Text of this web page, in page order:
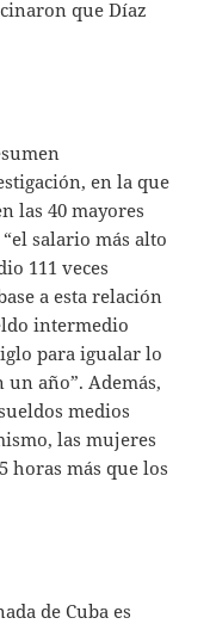
que Díaz
en la que
las 40 mayores
salario más alto
111 veces
a esta relación
intermedio
para igualar lo
año”. Además,
medios
las mujeres
horas más que los
de Cuba es